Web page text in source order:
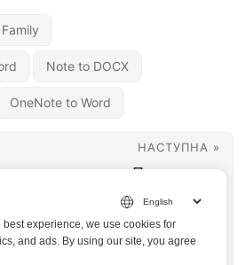
Note to DOCX
OneNote to Word
НАСТУПНА »
Програмно
конвертуйте файл
OneNote у
best experience, we use cookies for
and ads. By using our site, you agree